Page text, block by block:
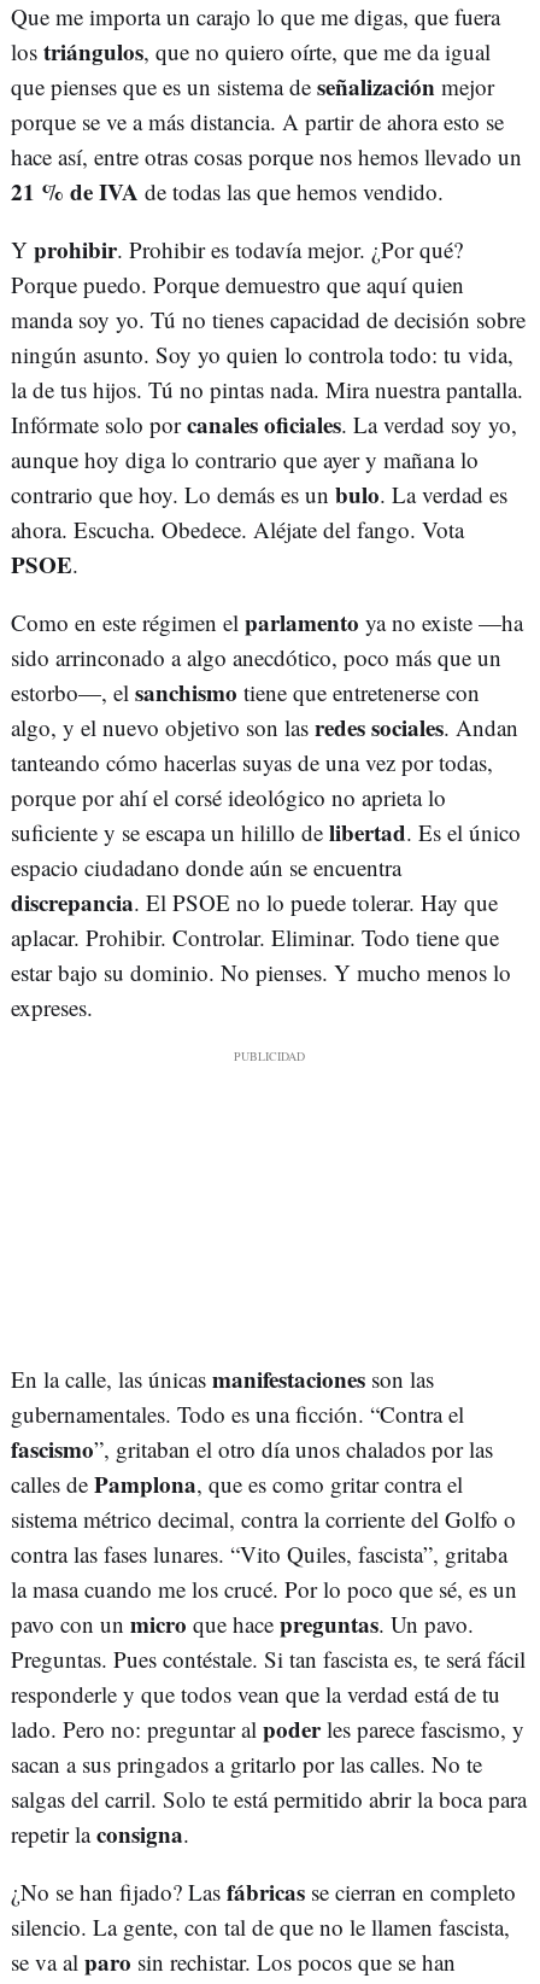
Que me importa un carajo lo que me digas, que fuera
los triángulos, que no quiero oírte, que me da igual
que pienses que es un sistema de señalización mejor
porque se ve a más distancia. A partir de ahora esto se
hace así, entre otras cosas porque nos hemos llevado un
21 % de IVA de todas las que hemos vendido.
Y prohibir. Prohibir es todavía mejor. ¿Por qué?
Porque puedo. Porque demuestro que aquí quien
manda soy yo. Tú no tienes capacidad de decisión sobre
ningún asunto. Soy yo quien lo controla todo: tu vida,
la de tus hijos. Tú no pintas nada. Mira nuestra pantalla.
Infórmate solo porcanales oficiales. La verdad soy yo,
aunque hoy diga lo contrario que ayer y mañana lo
contrario que hoy. Lo demás es un bulo. La verdad es
ahora. Escucha. Obedece. Aléjate del fango. Vota
PSOE.
Como en este régimen el parlamento ya no existe —ha
sido arrinconado a algo anecdótico, poco más que un
estorbo—, el sanchismo tiene que entretenerse con
algo, y el nuevo objetivo son las redes sociales. Andan
tanteando cómo hacerlas suyas de una vez por todas,
porque por ahí el corsé ideológico no aprieta lo
suficiente y se escapa un hilillo de libertad. Es el único
espacio ciudadano donde aún se encuentra
discrepancia. El PSOE no lo puede tolerar. Hay que
aplacar. Prohibir. Controlar. Eliminar. Todo tiene que
estar bajo su dominio. No pienses. Y mucho menos lo
expreses.
En la calle, las únicas manifestaciones son las
gubernamentales. Todo es una ficción. “Contra el
fascismo”, gritaban el otro día unos chalados por las
calles de Pamplona, que es como gritar contra el
sistema métrico decimal, contra la corriente del Golfo o
contra las fases lunares. “Vito Quiles, fascista”, gritaba
la masa cuando me los crucé. Por lo poco que sé, es un
pavo con un micro que hace preguntas. Un pavo.
Preguntas. Pues contéstale. Si tan fascista es, te será fácil
responderle y que todos vean que la verdad está de tu
lado. Pero no: preguntar al poderles parece fascismo, y
sacan a sus pringados a gritarlo por las calles. No te
salgas del carril. Solo te está permitido abrir la boca para
repetir laconsigna.
¿No se han fijado? Las fábricas se cierran en completo
silencio. La gente, con tal de que no le llamen fascista,
se va al paro sin rechistar. Los pocos que se han